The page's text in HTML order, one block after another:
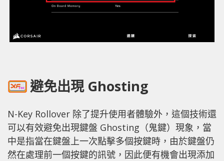
避免出現 Ghosting
N-Key Rollover 除了提升使用者體驗外，這個技術還
可以有效避免出現鍵盤 Ghosting（鬼鍵）現象，當
中是指當在鍵盤上一次點擊多個按鍵時，由於鍵盤仍
然在處理前一個按鍵的訊號，因此便有機會出現添加